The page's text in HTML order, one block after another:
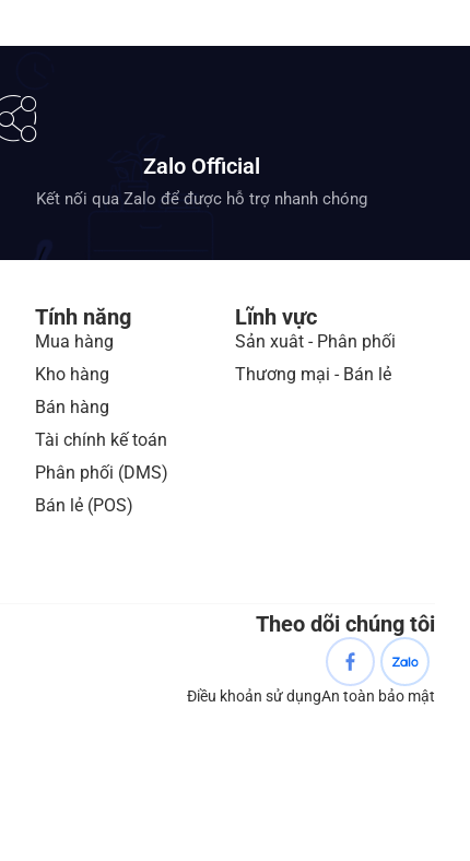
Zalo Official
Kết nối qua Zalo để được hỗ trợ nhanh chóng
Tính năng
Mua hàng
Kho hàng
Bán hàng
Tài chính kế toán
Phân phối (DMS)
Bán lẻ (POS)
Lĩnh vực
Sản xuât - Phân phối
Thương mại - Bán lẻ
Theo dõi chúng tôi
Điều khoản sử dụngAn toàn bảo mật